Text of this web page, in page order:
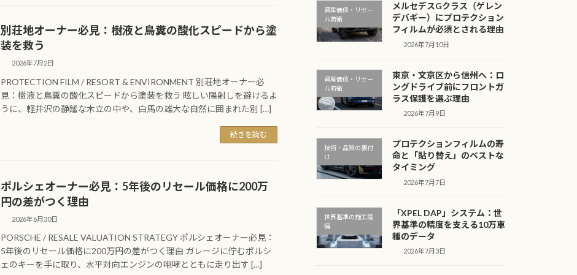
別荘地オーナー必見：樹液と鳥糞の酸化スピードから塗
装を救う
2026年7月2日
PROTECTION FILM / RESORT & ENVIRONMENT 別荘地オーナー必
見：樹液と鳥糞の酸化スピードから塗装を救う 眩しい陽射しを避けるよ
うに、軽井沢の静謐な木立の中や、白馬の雄大な自然に囲まれた別 […]
続きを読む
ポルシェオーナー必見：5年後のリセール価格に200万
円の差がつく理由
2026年6月30日
PORSCHE / RESALE VALUATION STRATEGY ポルシェオーナー必見：
5年後のリセール価格に200万円の差がつく理由 ガレージに佇むポルシ
ェのキーを手に取り、水平対向エンジンの咆哮とともに走り出す […]
資産価値・リセー
ル防衛
メルセデスGクラス（ゲレン
デバギー）にプロテクション
フィルムが必須とされる理由
2026年7月10日
資産価値・リセー
ル防衛
東京・文京区から信州へ：ロ
ングドライブ前にフロントガ
ラス保護を選ぶ理由
2026年7月9日
技術・品質の裏付
け
プロテクションフィルムの寿
命と「貼り替え」のベストな
タイミング
2026年7月7日
世界基準の施工設
備
「XPEL DAP」システム：世
界基準の精度を支える10万車
種のデータ
2026年7月3日